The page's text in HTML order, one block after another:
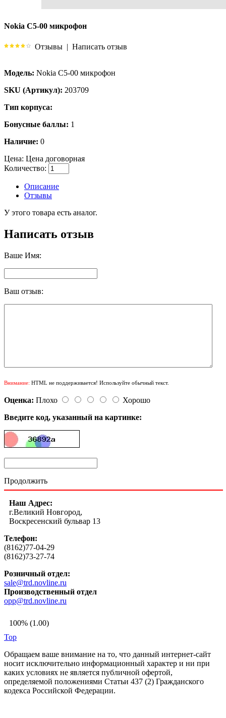
Nokia C5-00 микрофон
Отзывы | Написать отзыв
Модель: Nokia C5-00 микрофон
SKU (Артикул): 203709
Тип корпуса:
Бонусные баллы: 1
Наличие: 0
Цена: Цена договорная
Количество:
Описание
Отзывы
У этого товара есть аналог.
Написать отзыв
Ваше Имя:
Ваш отзыв:
Внимание: HTML не поддерживается! Используйте обычный текст.
Оценка: Плохо
Хорошо
Введите код, указанный на картинке:
Продолжить
Наш Адрес:
г.Великий Новгород,
Воскресенский бульвар 13
Телефон:
(8162)77-04-29
(8162)73-27-74
Розничный отдел:
sale@trd.novline.ru
Производственный отдел
opp@trd.novline.ru
100% (1.00)
Top
Обращаем ваше внимание на то, что данный интернет-сайт
носит исключительно информационный характер и ни при
каких условиях не является публичной офертой,
определяемой положениями Статьи 437 (2) Гражданского
кодекса Российской Федерации.